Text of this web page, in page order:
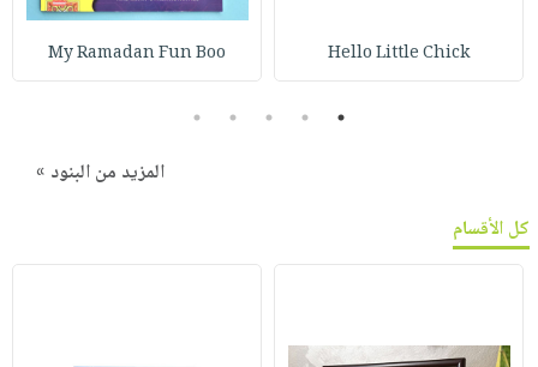
Hello Little Chick
My Ramadan Fun Boo
1
2
3
4
5
المزيد من البنود »
كل الأقسام